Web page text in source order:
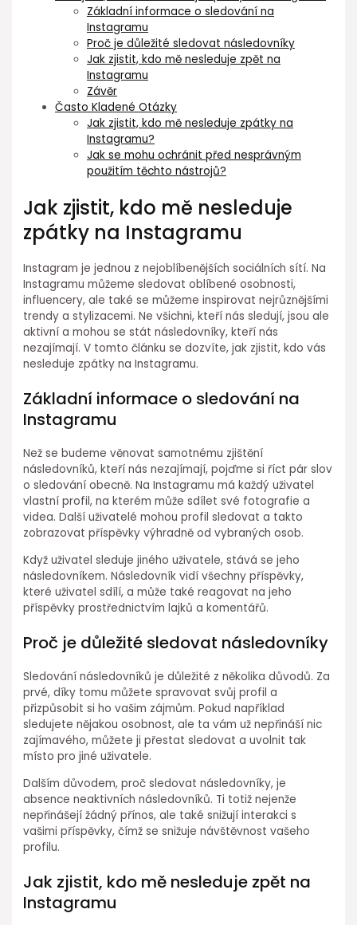
Základní informace o sledování na
Instagramu
Proč je důležité sledovat následovníky
Jak zjistit, kdo mě nesleduje zpět na
Instagramu
Závěr
Často Kladené Otázky
Jak zjistit, kdo mě nesleduje zpátky na
Instagramu?
Jak se mohu ochránit před nesprávným
použitím těchto nástrojů?
Jak zjistit, kdo mě nesleduje
zpátky na Instagramu
Instagram je jednou z nejoblíbenějších sociálních sítí. Na
Instagramu můžeme sledovat oblíbené osobnosti,
influencery, ale také se můžeme inspirovat nejrůznějšími
trendy a stylizacemi. Ne všichni, kteří nás sledují, jsou ale
aktivní a mohou se stát následovníky, kteří nás
nezajímají. V tomto článku se dozvíte, jak zjistit, kdo vás
nesleduje zpátky na Instagramu.
Základní informace o sledování na
Instagramu
Než se budeme věnovat samotnému zjištění
následovníků, kteří nás nezajímají, pojďme si říct pár slov
o sledování obecně. Na Instagramu má každý uživatel
vlastní profil, na kterém může sdílet své fotografie a
videa. Další uživatelé mohou profil sledovat a takto
zobrazovat příspěvky výhradně od vybraných osob.
Když uživatel sleduje jiného uživatele, stává se jeho
následovníkem. Následovník vidí všechny příspěvky,
které uživatel sdílí, a může také reagovat na jeho
příspěvky prostřednictvím lajků a komentářů.
Proč je důležité sledovat následovníky
Sledování následovníků je důležité z několika důvodů. Za
prvé, díky tomu můžete spravovat svůj profil a
přizpůsobit si ho vašim zájmům. Pokud například
sledujete nějakou osobnost, ale ta vám už nepřináší nic
zajímavého, můžete ji přestat sledovat a uvolnit tak
místo pro jiné uživatele.
Dalším důvodem, proč sledovat následovníky, je
absence neaktivních následovníků. Ti totiž nejenže
nepřinášejí žádný přínos, ale také snižují interakci s
vašimi příspěvky, čímž se snižuje návštěvnost vašeho
profilu.
Jak zjistit, kdo mě nesleduje zpět na
Instagramu